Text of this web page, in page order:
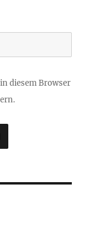
diesem Browser